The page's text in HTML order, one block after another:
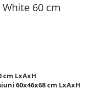
60 cm
cm LxAxH
60x46x68 cm LxAxH